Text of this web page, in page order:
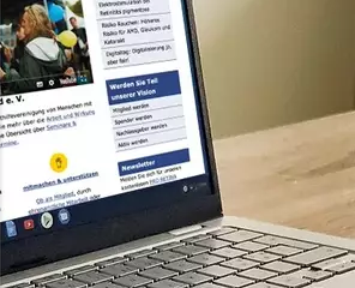
Formaten an
dieses bestellen bzw. herunterladen